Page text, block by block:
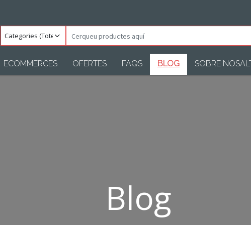
Categories
(Totes)
productes
ECOMMERCES OFERTES FAQS BLOG SOBRE
Blog